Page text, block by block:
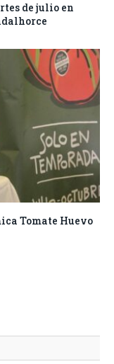
de julio en
Tomate Huevo